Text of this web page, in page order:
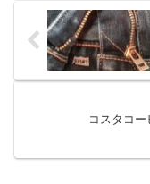
コスタコ